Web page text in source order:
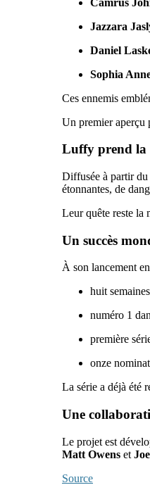
Jazzara
Daniel
Sophia
Ces ennemis
Un premier aperçu
Luffy prend la
Diffusée à partir du
étonnantes, de
Leur quête reste la
Un succès
À son lancement
huit
numéro 1
première
onze
La série a déjà été
Une
Le projet est
Matt Owens et
Source